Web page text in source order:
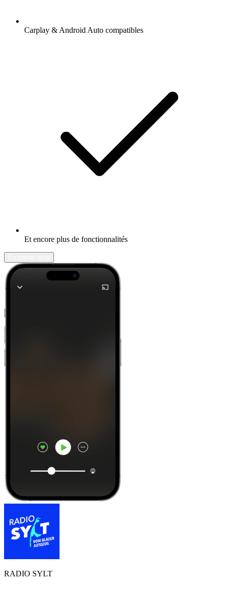
Carplay & Android Auto compatibles
Et encore plus de fonctionnalités
RADIO SYLT